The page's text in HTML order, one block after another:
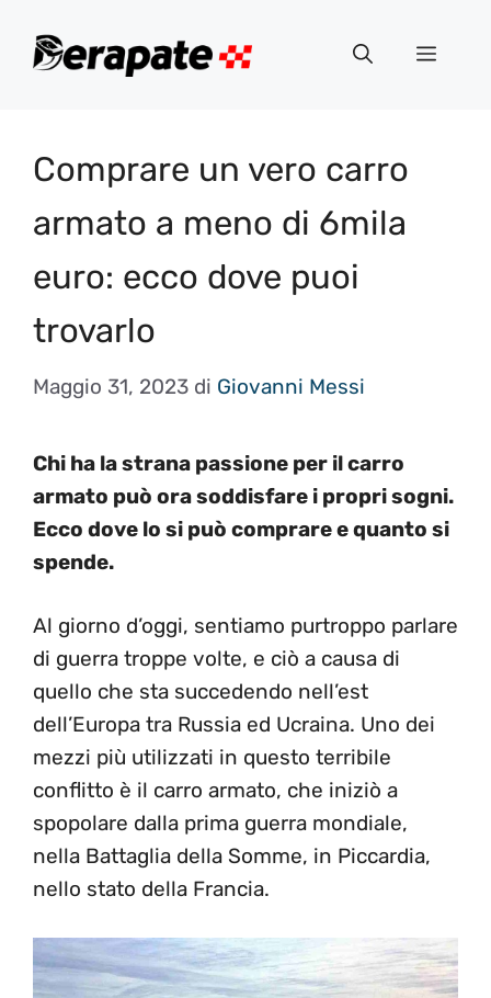
Menu
Comprare un vero carro
armato a meno di 6mila
euro: ecco dove puoi
trovarlo
Maggio 31, 2023 di Giovanni Messi
Chi ha la strana passione per il carro
armato può ora soddisfare i propri sogni.
Ecco dove lo si può comprare e quanto si
spende.
Al giorno d’oggi, sentiamo purtroppo parlare
di guerra troppe volte, e ciò a causa di
quello che sta succedendo nell’est
dell’Europa tra Russia ed Ucraina. Uno dei
mezzi più utilizzati in questo terribile
conflitto è il carro armato, che iniziò a
spopolare dalla prima guerra mondiale,
nella Battaglia della Somme, in Piccardia,
nello stato della Francia.